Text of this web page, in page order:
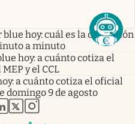
blue hoy: cuál es la cotización
a minuto
hoy: a cuánto cotiza el
y el CCL
a cuánto cotiza el oficial
domingo 9 de agosto
nueva pestaña
en nueva pestaña
abre en nueva pestaña
abre en nueva pestaña
abre en nueva pestaña